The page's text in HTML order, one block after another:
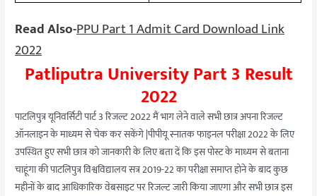
Read Also-PPU Part 1 Admit Card Download Link
2022
Patliputra University Part 3 Result
2022
पाटलिपुत्र यूनिवर्सिटी पार्ट 3 रिजल्ट 2022 मैं भाग लेने वाले सभी छात्र अपना रिजल्ट
ऑनलाइन के माध्यम से चेक कर सकेंगे |पीपीयू स्नातक फाइनल परीक्षा 2022 के लिए
उपस्थित हुए सभी छात्र को जानकारी के लिए बता दें कि इस पोस्ट के माध्यम से बताना
चाहूंगा की पाटलिपुत्र विश्वविद्यालय सत्र 2019-22 का परीक्षा समाप्त होने के बाद कुछ
महीनों के बाद आधिकारिक वेबसाइट पर रिजल्ट जारी किया जाएगा और सभी छात्र इस